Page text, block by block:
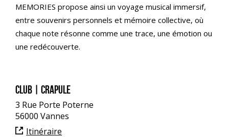
MEMORIES propose ainsi un voyage musical immersif,
entre souvenirs personnels et mémoire collective, où
chaque note résonne comme une trace, une émotion ou
une redécouverte.
Club | Crapule
3 Rue Porte Poterne
56000 Vannes
Itinéraire